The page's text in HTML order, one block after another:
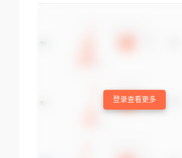
登录查看更多